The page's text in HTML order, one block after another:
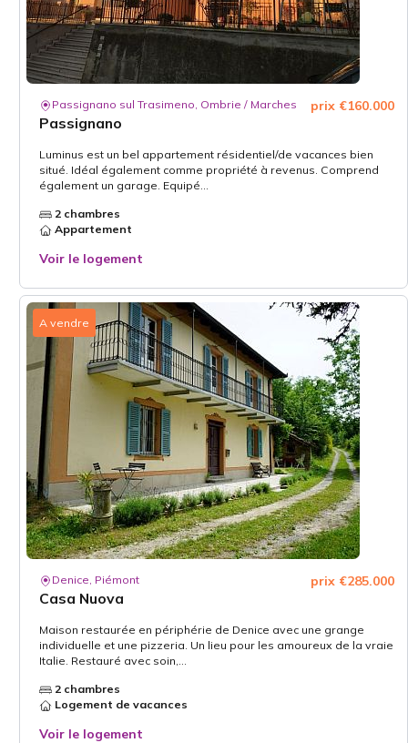
Passignano sul Trasimeno, Ombrie / Marches
Passignano
prix €160.000
Luminus est un bel appartement résidentiel/de vacances bien
situé. Idéal également comme propriété à revenus. Comprend
également un garage. Equipé...
2 chambres
Appartement
Voir le logement
A vendre
Denice, Piémont
Casa Nuova
prix €285.000
Maison restaurée en périphérie de Denice avec une grange
individuelle et une pizzeria. Un lieu pour les amoureux de la vraie
Italie. Restauré avec soin,...
2 chambres
Logement de vacances
Voir le logement